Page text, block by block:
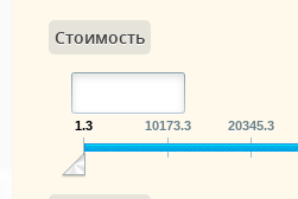
Стоимость
1.3 10173.3 20345.3